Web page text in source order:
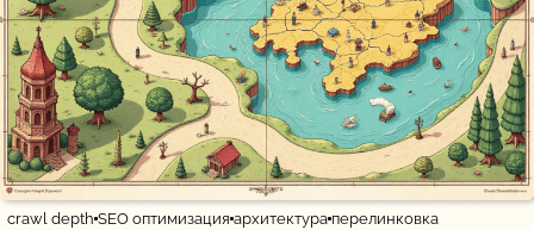
crawl depth SEO оптимизация архитектура перелинковка